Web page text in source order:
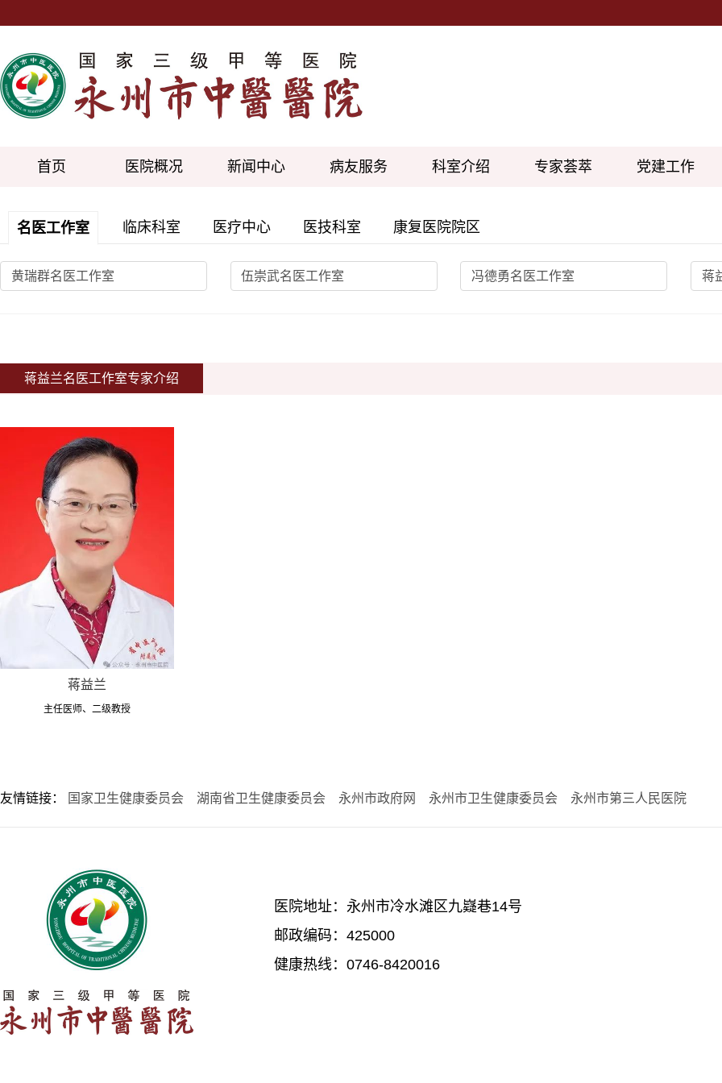
首页 医院概况 新闻中心 病友服务 科室介绍 专家荟萃 党建工作
名医工作室 临床科室 医疗中心 医技科室 康复医院院区
黄瑞群名医工作室 伍崇武名医工作室 冯德勇名医工作室 蒋
蒋益兰名医工作室专家介绍
蒋益兰
主任医师、二级教授
友情链接： 国家卫生健康委员会 湖南省卫生健康委员会 永州市政府网 永州市卫生健康委员会 永州市第三人民医院
医院地址：永州市冷水滩区九嶷巷14号
邮政编码：425000
健康热线：0746-8420016